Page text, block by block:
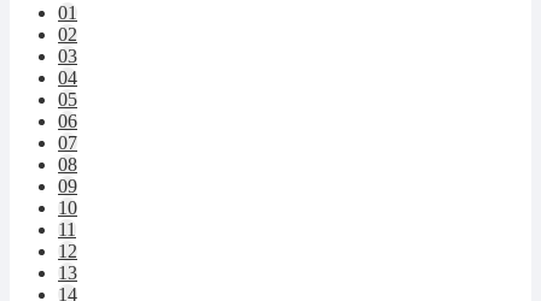
01
02
03
04
05
06
07
08
09
10
11
12
13
14